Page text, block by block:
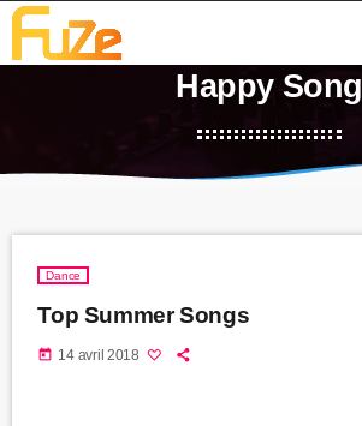
Happy Song
Dance
Top Summer Songs
today 14 avril 2018